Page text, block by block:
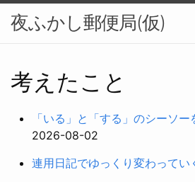
夜ふかし郵便局(仮)
考えたこと
「いる」と「する」のシーソー
2026-08-02
連用日記でゆっくり変わってい